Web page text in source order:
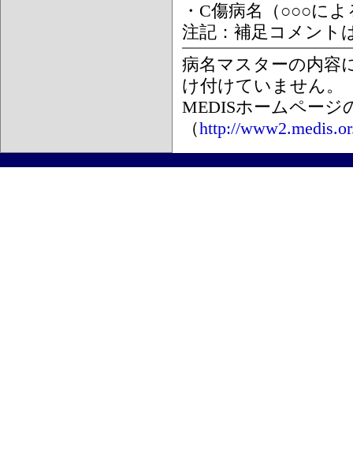
・C傷病名（○○○に
注記：補足コメント
病名マスターの内容
け付けていません。
MEDISホームページ
（http://